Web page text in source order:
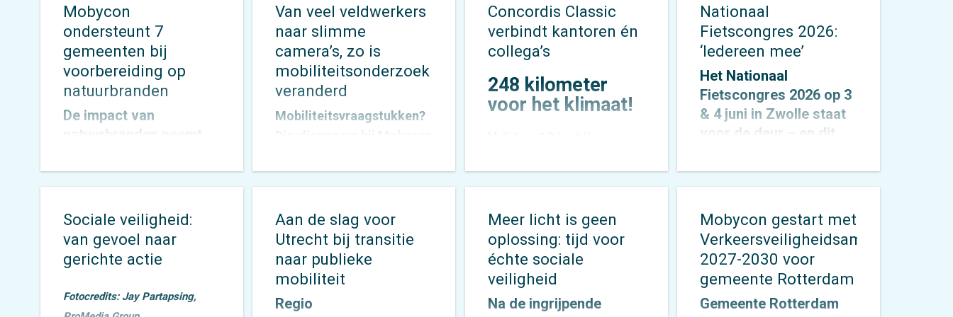
Mobycon
ondersteunt 7
gemeenten bij
voorbereiding op
natuurbranden
De impact van
natuurbranden neemt
van hitte en droogte
zorgen ervoor dat
gemeenten voor nieuwe
uitdagingen komen te
staan op het gebied van
veiligheid,
bereikbaarheid en
evacuatie. Hoe zorg je
Van veel veldwerkers
naar slimme
camera’s, zo is
mobiliteitsonderzoek
veranderd
Mobiliteitsvraagstukken?
Die vliegen we bij Mobycon
een breed palet aan
vinden we voor elke vraag
een passende aanpak. De
inzichten die we
verzamelen vertalen we
vervolgens naar concrete
Concordis Classic
verbindt kantoren én
collega’s
248 kilometer
voor het klimaat!
Forseti,Mobyconen
ochtend op de fiets
voor een bijzondere
uitdaging: de
allereerste Concordis
Classic. Niet zomaar
een fietstocht, maar een
Nationaal
Fietscongres 2026:
‘Iedereen mee’
Het Nationaal
Fietscongres 2026 op 3
& 4 juni in Zwolle staat
voor de deur – en dit
krachtig thema:
‘Iedereen mee’. Alex
Roedoe & Veronique
Rietman zijn allebei
spreker tijdens het
congres en Otto
Cazemier neemt einde
middag deel aan het
Sociale veiligheid:
van gevoel naar
gerichte actie
Fotocredits: Jay Partapsing,
Aan de slag voor
Utrecht bij transitie
naar publieke
mobiliteit
Regio
Meer licht is geen
oplossing: tijd voor
échte sociale
veiligheid
Na de ingrijpende
Mobycon gestart met
Verkeersveiligheidsambitie
2027-2030 voor
gemeente Rotterdam
Gemeente Rotterdam